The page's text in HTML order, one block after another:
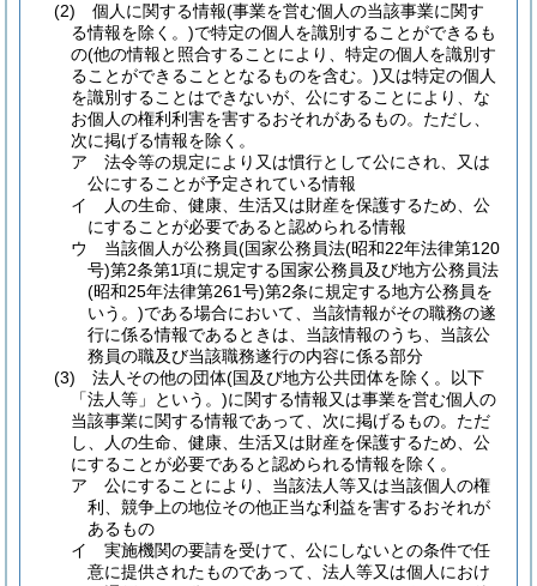
(2)
個人に関する情報(事業を営む個人の当該事業に関す
る情報を除く。)で特定の個人を識別することができるも
の(他の情報と照合することにより、特定の個人を識別す
ることができることとなるものを含む。)又は特定の個人
を識別することはできないが、公にすることにより、な
お個人の権利利害を害するおそれがあるもの。 ただし、
次に掲げる情報を除く。
ア
法令等の規定により又は慣行として公にされ、又は
公にすることが予定されている情報
イ
人の生命、健康、生活又は財産を保護するため、公
にすることが必要であると認められる情報
ウ
当該個人が公務員(国家公務員法(昭和22年法律第120
号)第2条第1項に規定する国家公務員及び地方公務員法
(昭和25年法律第261号)第2条に規定する地方公務員を
いう。)である場合において、当該情報がその職務の遂
行に係る情報であるときは、当該情報のうち、当該公
務員の職及び当該職務遂行の内容に係る部分
(3)
法人その他の団体(国及び地方公共団体を除く。以下
「法人等」という。)に関する情報又は事業を営む個人の
当該事業に関する情報であって、次に掲げるもの。 ただ
し、人の生命、健康、生活又は財産を保護するため、公
にすることが必要であると認められる情報を除く。
ア
公にすることにより、当該法人等又は当該個人の権
利、競争上の地位その他正当な利益を害するおそれが
あるもの
イ
実施機関の要請を受けて、公にしないとの条件で任
意に提供されたものであって、法人等又は個人におけ